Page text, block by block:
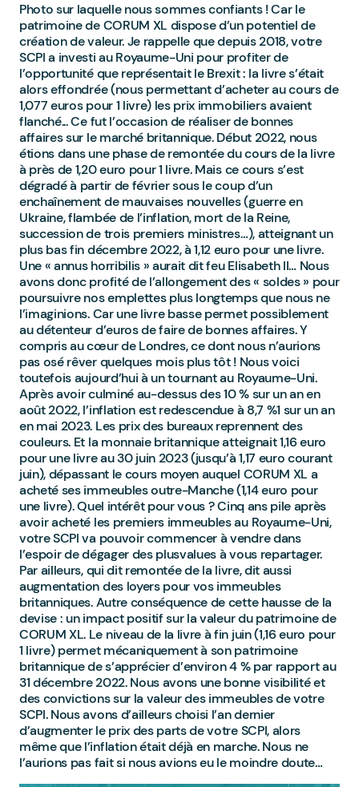
Photo sur laquelle nous sommes confiants ! Car le
patrimoine de CORUM XL dispose d’un potentiel de
création de valeur. Je rappelle que depuis 2018, votre
SCPI a investi au Royaume-Uni pour profiter de
l’opportunité que représentait le Brexit : la livre s’était
alors effondrée (nous permettant d’acheter au cours de
1,077 euros pour 1 livre) les prix immobiliers avaient
flanché... Ce fut l’occasion de réaliser de bonnes
affaires sur le marché britannique. Début 2022, nous
étions dans une phase de remontée du cours de la livre
à près de 1,20 euro pour 1 livre. Mais ce cours s’est
dégradé à partir de février sous le coup d’un
enchaînement de mauvaises nouvelles (guerre en
Ukraine, flambée de l’inflation, mort de la Reine,
succession de trois premiers ministres…), atteignant un
plus bas fin décembre 2022, à 1,12 euro pour une livre.
Une « annus horribilis » aurait dit feu Elisabeth II… Nous
avons donc profité de l’allongement des « soldes » pour
poursuivre nos emplettes plus longtemps que nous ne
l’imaginions. Car une livre basse permet possiblement
au détenteur d’euros de faire de bonnes affaires. Y
compris au cœur de Londres, ce dont nous n’aurions
pas osé rêver quelques mois plus tôt ! Nous voici
toutefois aujourd’hui à un tournant au Royaume-Uni.
Après avoir culminé au-dessus des 10 % sur un an en
août 2022, l’inflation est redescendue à 8,7 %1 sur un an
en mai 2023. Les prix des bureaux reprennent des
couleurs. Et la monnaie britannique atteignait 1,16 euro
pour une livre au 30 juin 2023 (jusqu’à 1,17 euro courant
juin), dépassant le cours moyen auquel CORUM XL a
acheté ses immeubles outre-Manche (1,14 euro pour
une livre). Quel intérêt pour vous ? Cinq ans pile après
avoir acheté les premiers immeubles au Royaume-Uni,
votre SCPI va pouvoir commencer à vendre dans
l’espoir de dégager des plusvalues à vous repartager.
Par ailleurs, qui dit remontée de la livre, dit aussi
augmentation des loyers pour vos immeubles
britanniques. Autre conséquence de cette hausse de la
devise : un impact positif sur la valeur du patrimoine de
CORUM XL. Le niveau de la livre à fin juin (1,16 euro pour
1 livre) permet mécaniquement à son patrimoine
britannique de s’apprécier d’environ 4 % par rapport au
31 décembre 2022. Nous avons une bonne visibilité et
des convictions sur la valeur des immeubles de votre
SCPI. Nous avons d’ailleurs choisi l’an dernier
d’augmenter le prix des parts de votre SCPI, alors
même que l’inflation était déjà en marche. Nous ne
l’aurions pas fait si nous avions eu le moindre doute…